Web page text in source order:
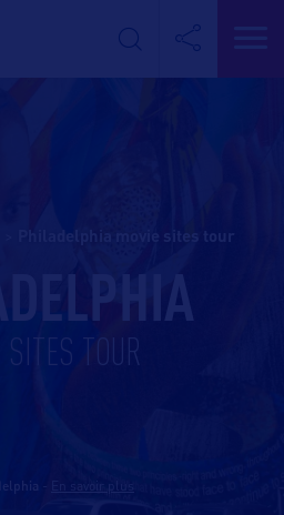
philadelphia movie sites tour
TOUR